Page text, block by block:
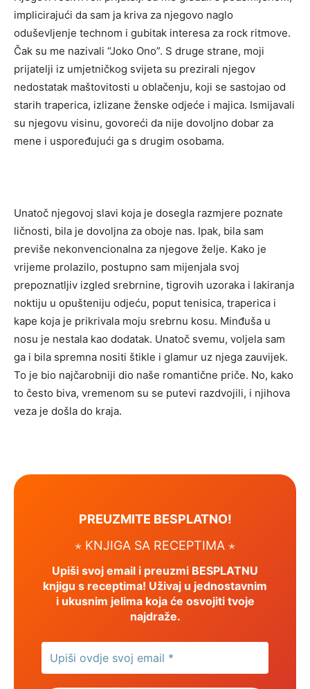
implicirajući da sam ja kriva za njegovo naglo
oduševljenje technom i gubitak interesa za rock ritmove.
Čak su me nazivali “Joko Ono”. S druge strane, moji
prijatelji iz umjetničkog svijeta su prezirali njegov
nedostatak maštovitosti u oblačenju, koji se sastojao od
starih traperica, izlizane ženske odjeće i majica. Ismijavali
su njegovu visinu, govoreći da nije dovoljno dobar za
mene i uspoređujući ga s drugim osobama.
Unatoč njegovoj slavi koja je dosegla razmjere poznate
ličnosti, bila je dovoljna za oboje nas. Ipak, bila sam
previše nekonvencionalna za njegove želje. Kako je
vrijeme prolazilo, postupno sam mijenjala svoj
prepoznatljiv izgled srebrnine, tigrovih uzoraka i lakiranja
noktiju u opušteniju odjeću, poput tenisica, traperica i
kape koja je prikrivala moju srebrnu kosu. Minđuša u
nosu je nestala kao dodatak. Unatoč svemu, voljela sam
ga i bila spremna nositi štikle i glamur uz njega zauvijek.
To je bio najčarobniji dio naše romantične priče. No, kako
to često biva, vremenom su se putevi razdvojili, i njihova
veza je došla do kraja.
PREUZMITE BESPLATNO!
⋆ KNJIGA SA RECEPTIMA ⋆
Upiši svoj email i preuzmi BESPLATNU
knjigu s receptima! Uživaj u jednostavnim
i ukusnim jelima koja će osvojiti tvoje
najdraže.